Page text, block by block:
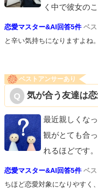
く中で彼女の
恋愛マスター&AI回答5件 ベ
と辛い気持ちになりますよね
ベストアンサーあり
気が合う友達は
最近親しくな
観がとても合
れるほどです
恋愛マスター&AI回答5件 ベ
ちほど恋愛対象になりやすく